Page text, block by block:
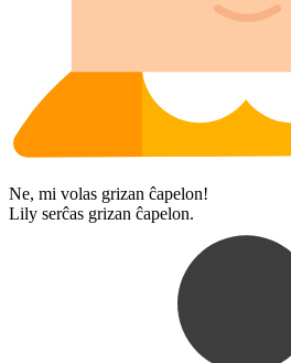
Ne, mi volas grizan ĉapelon!
Lily serĉas grizan ĉapelon.